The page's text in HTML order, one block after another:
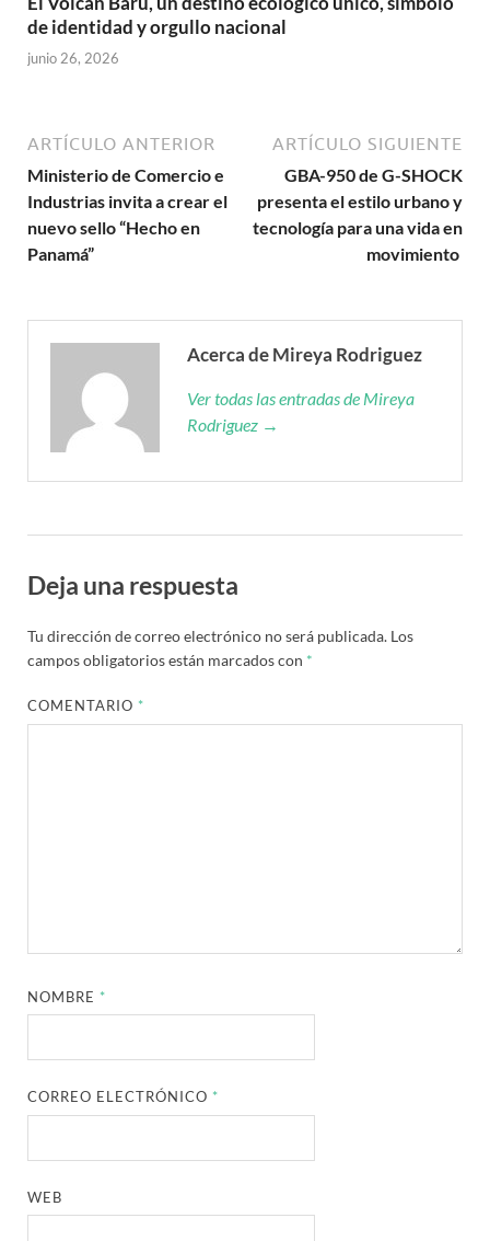
de identidad y orgullo nacional
junio 26, 2026
ARTÍCULO ANTERIOR
Ministerio de Comercio e
Industrias invita a crear el
nuevo sello “Hecho en
Panamá”
ARTÍCULO SIGUIENTE
GBA-950 de G-SHOCK
presenta el estilo urbano y
tecnología para una vida en
movimiento
Acerca de Mireya Rodriguez
Ver todas las entradas de Mireya
Rodriguez →
Deja una respuesta
Tu dirección de correo electrónico no será publicada. Los
campos obligatorios están marcados con *
COMENTARIO *
NOMBRE *
CORREO ELECTRÓNICO *
WEB